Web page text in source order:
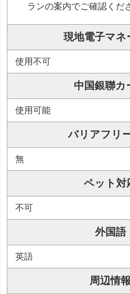
ランの案内でご確認くだ
現地電子マネ
使用不可
中国銀聯カ
使用可能
バリアフリ
無
ペット対
不可
外国語
英語
周辺情報